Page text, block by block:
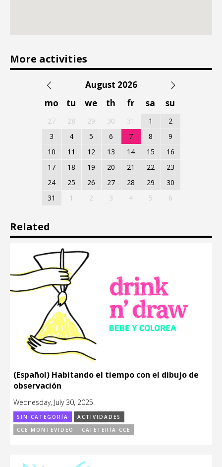
More activities
August 2026
mo
tu we th fr sa su
27 28 29 30 31 1
2
3
4 5 6 7 8
9
10
11 12 13 14 15
16
17
18 19 20 21 22
23
24
25 26 27 28 29
30
31
1 2 3 4 5 6
Related
(Español) Habitando el tiempo con el dibujo de
observación
Wednesday, July 30, 2025.
SIN CATEGORÍA
ACTIVIDADES
CCE MONTEVIDEO - CAFETERÍA CCE